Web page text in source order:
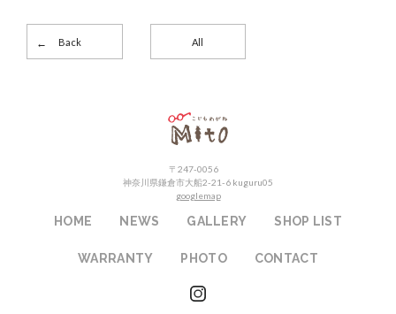
Back All
〒247-0056
神奈川県鎌倉市大船2-21-6 kuguru05
googlemap
HOME NEWS GALLERY SHOP LIST
WARRANTY PHOTO CONTACT